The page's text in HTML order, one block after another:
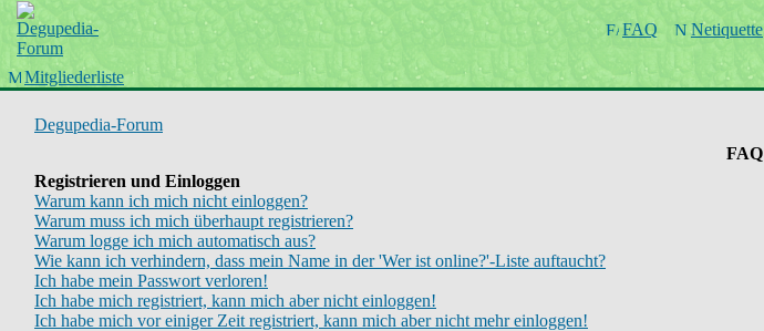
FAQ Netiquette
Mitgliederliste
Startseite
Wiki
Forum
Chinboard
Degupedia-Forum
FAQ
Registrieren und Einloggen
Warum kann ich mich nicht einloggen?
Warum muss ich mich überhaupt registrieren?
Warum logge ich mich automatisch aus?
Wie kann ich verhindern, dass mein Name in der 'Wer ist online?'-Liste auftaucht?
Ich habe mein Passwort verloren!
Ich habe mich registriert, kann mich aber nicht einloggen!
Ich habe mich vor einiger Zeit registriert, kann mich aber nicht mehr einloggen!